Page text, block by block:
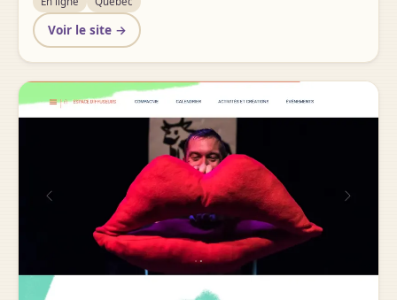
Voir le site →